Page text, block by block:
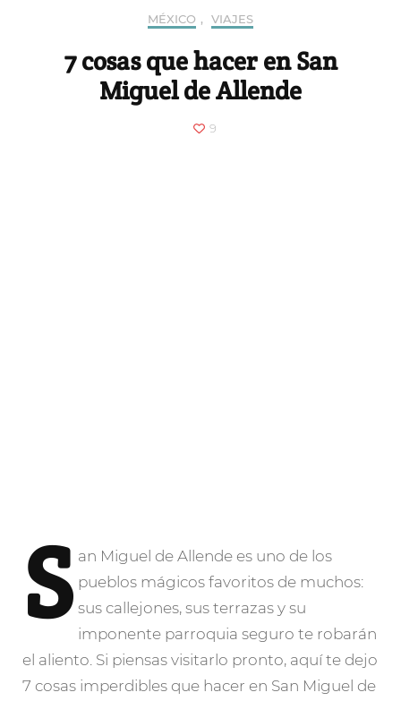
MÉXICO , VIAJES
7 cosas que hacer en San
Miguel de Allende
9
S an Miguel de Allende es uno de los
pueblos mágicos favoritos de muchos:
sus callejones, sus terrazas y su
imponente parroquia seguro te robarán
el aliento. Si piensas visitarlo pronto, aquí te dejo
7 cosas imperdibles que hacer en San Miguel de